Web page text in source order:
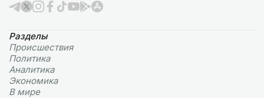
Разделы
Происшествия
Политика
Аналитика
Экономика
В мире